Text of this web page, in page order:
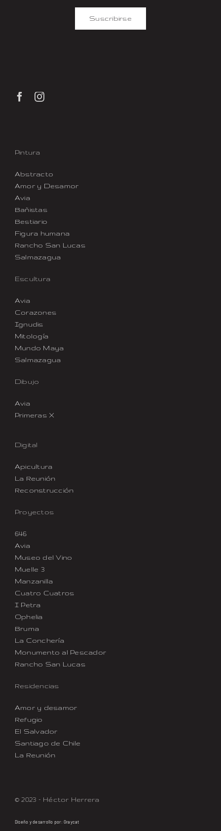
Suscribirse
Pintura
Abstracto
Amor y Desamor
Avia
Bañistas
Bestiario
Figura humana
Rancho San Lucas
Salmazagua
Escultura
Avia
Corazones
Ignudis
Mitología
Mundo Maya
Salmazagua
Dibujo
Avia
Primeras X
Digital
Apicultura
La Reunión
Reconstrucción
Proyectos
646
Avia
Museo del Vino
Muelle 3
Manzanilla
Cuatro Cuatros
I Petra
Ophelia
Bruma
La Conchería
Monumento al Pescador
Rancho San Lucas
Residencias
Amor y desamor
Refugio
El Salvador
Santiago de Chile
La Reunión
© 2023 – Héctor Herrera
Diseño y desarrollo por: Graycat